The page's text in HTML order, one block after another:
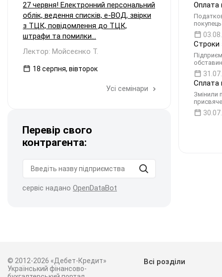
Оплата
Строки
Сплата
Змінили
27 червня! Електронний персональний
облік, ведення списків, е-ВОД, звірки
з ТЦК, повідомлення до ТЦК,
штрафи та помилки...
Лектор: Мойсеєнко Т.
18 серпня, вівторок
Усі семінари
Перевір свого
контрагента:
сервіс надано OpenDataBot
© 2012-2026 «Дебет-Кредит»
Український фінансово-
Всі розділи